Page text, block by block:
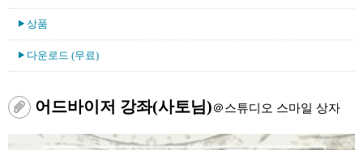
상품
다운로드 (무료)
어드바이저 강좌(사토님)＠스튜디오 스마일 상자